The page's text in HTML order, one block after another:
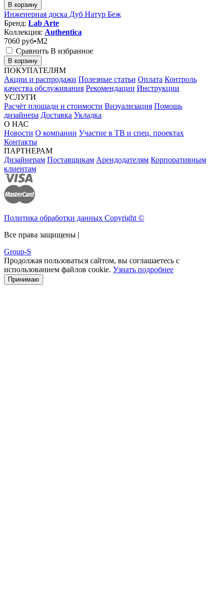
В корзину
Инженерная доска Дуб Натур Беж
Бренд: Lab Arte
Коллекция: Authentica
7060 руб•M2
Сравнить В избранное
В корзину
ПОКУПАТЕЛЯМ
Акции и распродажи Полезные статьи Оплата Контроль
качества обслуживания Рекомендации Инструкции
УСЛУГИ
Расчёт площади и стоимости Визуализация Помощь
дизайнера Доставка Укладка
О НАС
Новости О компании Участие в ТВ и спец. проектах
Контакты
ПАРТНЕРАМ
Дизайнерам Поставщикам Арендодателям Корпоративным
клиентам
Политика обработки данных Copyright ©
Все права защищены |
Group-S
Продолжая пользоваться сайтом, вы соглашаетесь с
использованием файлов cookie. Узнать подробнее
Принимаю